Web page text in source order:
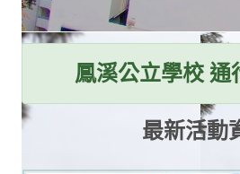
鳳溪公立學校 通
最新活動